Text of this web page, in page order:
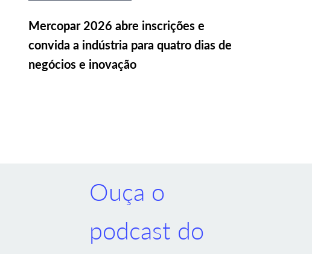
Mercopar 2026 abre inscrições e
convida a indústria para quatro dias de
negócios e inovação
Ouça o
podcast do